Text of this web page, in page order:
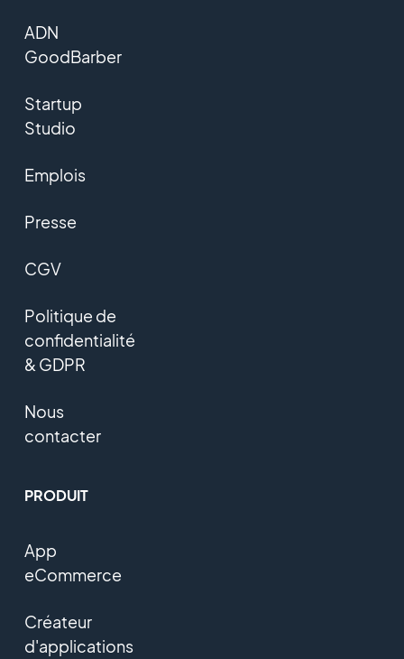
ADN
GoodBarber
Startup
Studio
Emplois
Presse
CGV
Politique de
confidentialité
& GDPR
Nous
contacter
PRODUIT
App
eCommerce
Créateur
d'applications